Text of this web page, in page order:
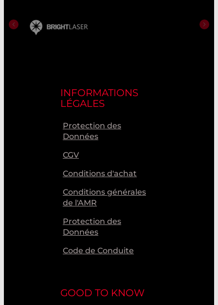
INFORMATIONS
LÉGALES
Protection des
Données
CGV
Conditions d'achat
Conditions générales
de l'AMR
Protection des
Données
Code de Conduite
GOOD TO KNOW